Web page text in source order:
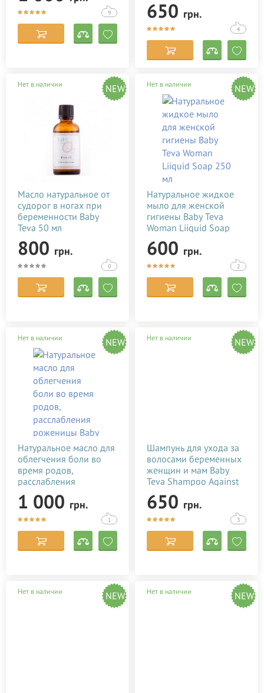
Ebrand
Joko Blend Cosmetics
Keenwell
Kerastase
L'Erbolario
L'Oreal
LAINO
Lansinoh
Lierac
Mambino Organics
Maternea
Medela
Melvita
Mommy Care
Mr.Scrubber
Mustela
Natura House
Noreva Laboratoires
NUXE
Palmer's
Petitfee & Koelf
Spitzner Arzneimittel
9 650 грн.
4
Нет в наличии NEW
Масло натуральное от
судорог в ногах при
беременности Baby
Teva 50 мл
7290010384273
800 грн.
0
Нет в наличии NEW
Натуральное жидкое
мыло для женской
гигиены Baby Teva
Woman Liiquid Soap
250 мл
7290010384853
600 грн.
2
Нет в наличии NEW
Натуральное масло для
облегчения боли во
время родов,
расслабления
роженицы Baby Teva
Babybo Oil 50 мл
7290010384099
1 000 грн.
1
Нет в наличии NEW
Шампунь для ухода за
волосами беременных
женщин и мам Baby
Teva Shampoo Against
Hair Loss 250 мл
7290010384877
650 грн.
3
Нет в наличии NEW Нет в наличии NEW